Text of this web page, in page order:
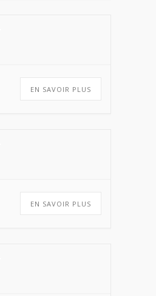
EN SAVOIR PLUS
EN SAVOIR PLUS